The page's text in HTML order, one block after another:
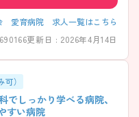
愛育病院 求人一覧はこちら
更新日 : 2026年4月14日
）
でしっかり学べる病院、
すい病院